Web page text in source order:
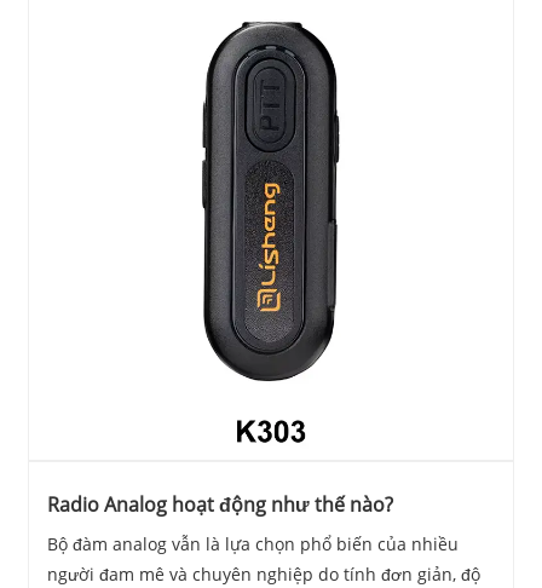
Radio Analog hoạt động như thế nào?
Bộ đàm analog vẫn là lựa chọn phổ biến của nhiều
người đam mê và chuyên nghiệp do tính đơn giản, độ